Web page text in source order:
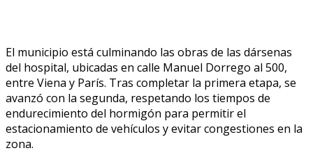
El municipio está culminando las obras de las dársenas
del hospital, ubicadas en calle Manuel Dorrego al 500,
entre Viena y París. Tras completar la primera etapa, se
avanzó con la segunda, respetando los tiempos de
endurecimiento del hormigón para permitir el
estacionamiento de vehículos y evitar congestiones en la
zona.